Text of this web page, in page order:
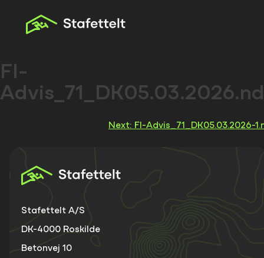
content
FI-
Indlægsnavigation
Next: FI-Advis_71_DK05.03.2026-
Stafettelt A/S
DK-4000 Roskilde
Betonvej 10